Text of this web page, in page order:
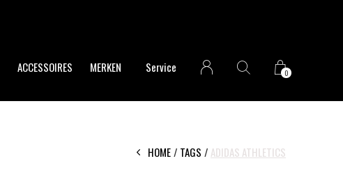
ACCESSOIRES MERKEN Service 0
HOME TAGS ADIDAS ATHLETICS